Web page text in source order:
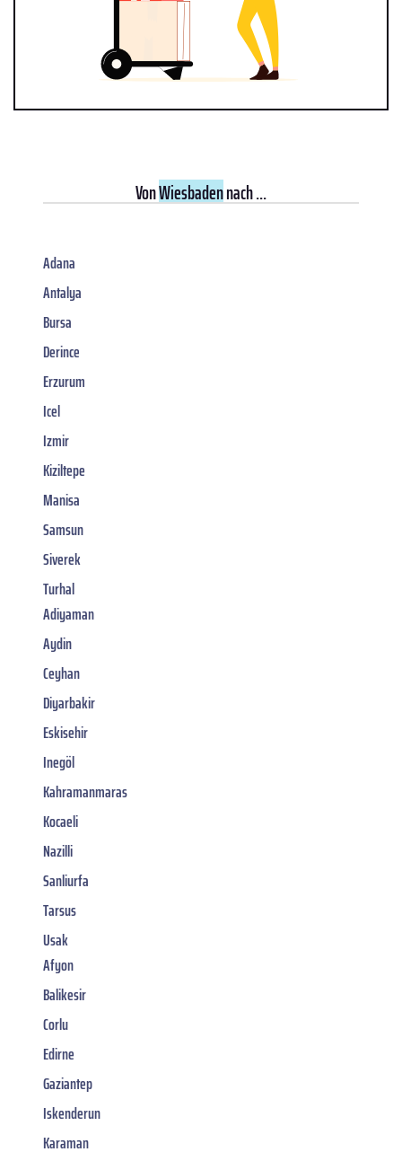
VonWiesbadennach ...
Adana
Antalya
Bursa
Derince
Erzurum
Icel
Izmir
Kiziltepe
Manisa
Samsun
Siverek
Turhal
Adiyaman
Aydin
Ceyhan
Diyarbakir
Eskisehir
Inegöl
Kahramanmaras
Kocaeli
Nazilli
Sanliurfa
Tarsus
Usak
Afyon
Balikesir
Corlu
Edirne
Gaziantep
Iskenderun
Karaman